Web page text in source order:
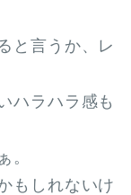
と言うか、レ
ハラハラ感も
。
もしれないけ